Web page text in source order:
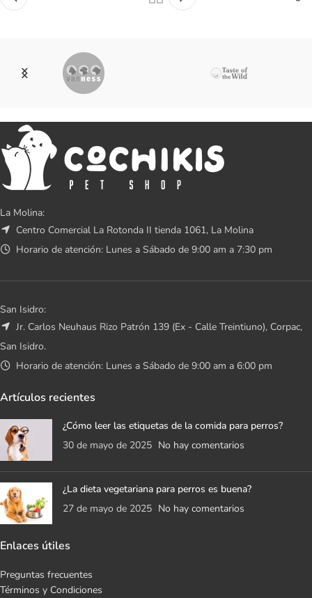
La Molina:
Centro Comercial La Rotonda II tienda 1061, La Molina
Horario de atención: Lunes a Sábado de 9:00 am a 7:30 pm
San Isidro:
Jr. Carlos Neuhaus Rizo Patrón 139 (Ex - Calle Treintiuno), Corpac,
San Isidro.
Horario de atención: Lunes a Sábado de 9:00 am a 6:00 pm
Artículos recientes
¿Cómo leer las etiquetas de la comida para perros?
30 de mayo de 2025 No hay comentarios
¿La dieta vegetariana para perros es buena?
27 de mayo de 2025 No hay comentarios
Enlaces útiles
Preguntas frecuentes
Términos y Condiciones